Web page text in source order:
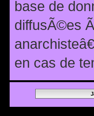
base de
diffusÃ©es
en cas de